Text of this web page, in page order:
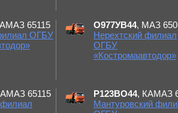
65115
ОГБУ
О977УВ44, МАЗ
Нерехтский филиал
ОГБУ
«Костромаавтодор»
65115
Р123ВО44, КАМАЗ
Мантуровский